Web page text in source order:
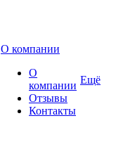
О компании
О
компании
Отзывы
Контакты
Ещё